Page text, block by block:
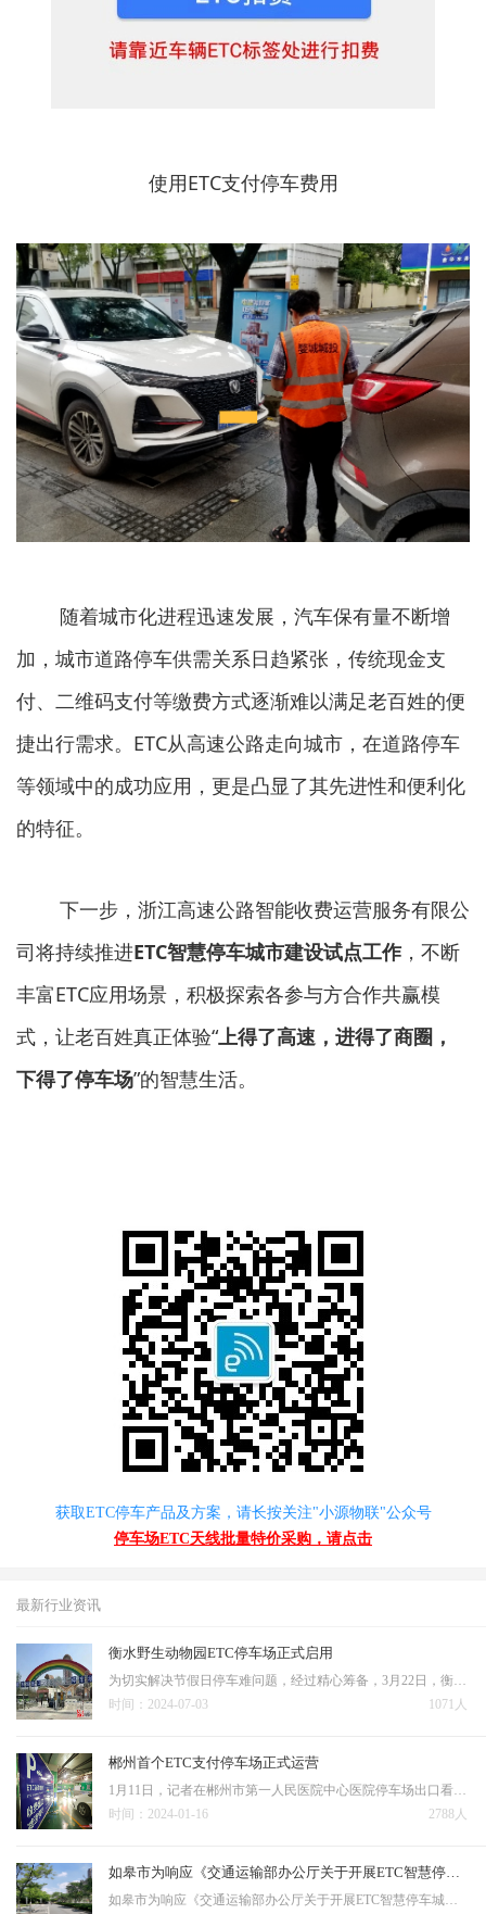
使用ETC支付停车费用
随着城市化进程迅速发展，汽车保有量不断增
加，城市道路停车供需关系日趋紧张，传统现金支
付、二维码支付等缴费方式逐渐难以满足老百姓的便
捷出行需求。ETC从高速公路走向城市，在道路停车
等领域中的成功应用，更是凸显了其先进性和便利化
的特征。
下一步，浙江高速公路智能收费运营服务有限公
司将持续推进ETC智慧停车城市建设试点工作，不断
丰富ETC应用场景，积极探索各参与方合作共赢模
式，让老百姓真正体验“上得了高速，进得了商圈，
下得了停车场”的智慧生活。
获取ETC停车产品及方案，请长按关注"小源物联"公众号
停车场ETC天线批量特价采购，请点击
最新行业资讯
衡水野生动物园ETC停车场正式启用
为切实解决节假日停车难问题，经过精心筹备，3月22日，衡水首家ETC智慧停车场——衡水野生动物园ETC停车场正式启用。据悉，该停车场从原有微信、支付宝支付停车费用的基础上增加了ETC收费，进出口由之前的“三进两出”，调整为“三进四出”。安装有ETC设备的车辆选择ETC通…
1071人
时间：2024-07-03
郴州首个ETC支付停车场正式运营
1月11日，记者在郴州市第一人民医院中心医院停车场出口看到，该停车场的ETC支付车道正式投入运营。装有ETC通行卡的车主，可实现进出停车场快速通行，驶出停车场时不停车自动缴费。 据相关负责人介绍，这是我市首个开通ETC自动支付功能的停车场，单车道平均交易时间由人…
2788人
时间：2024-01-16
如皋市为响应《交通运输部办公厅关于开展ETC智慧停车城市建设试点工作的通知》，开展ETC智慧停车试点工作。 结合如皋市道路交通流量现状，在市区重点路段十字路口红绿灯入口方向设置了道路点位，通过借杆挂设ETC扣费设备的方式，实现车辆在市区内的ETC扣费追缴功能…